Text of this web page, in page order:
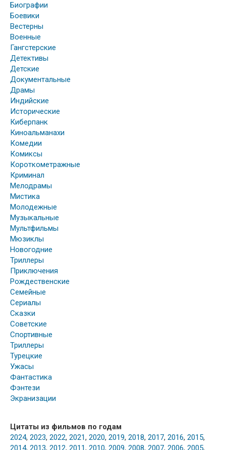
Биографии
Боевики
Вестерны
Военные
Гангстерские
Детективы
Детские
Документальные
Драмы
Индийские
Исторические
Киберпанк
Киноальманахи
Комедии
Комиксы
Короткометражные
Криминал
Мелодрамы
Мистика
Молодежные
Музыкальные
Мультфильмы
Мюзиклы
Новогодние
Триллеры
Приключения
Рождественские
Семейные
Сериалы
Сказки
Советские
Спортивные
Триллеры
Турецкие
Ужасы
Фантастика
Фэнтези
Экранизации
Цитаты из фильмов по годам
2024, 2023, 2022, 2021, 2020, 2019, 2018, 2017, 2016, 2015,
2014, 2013, 2012, 2011, 2010, 2009, 2008, 2007, 2006, 2005,